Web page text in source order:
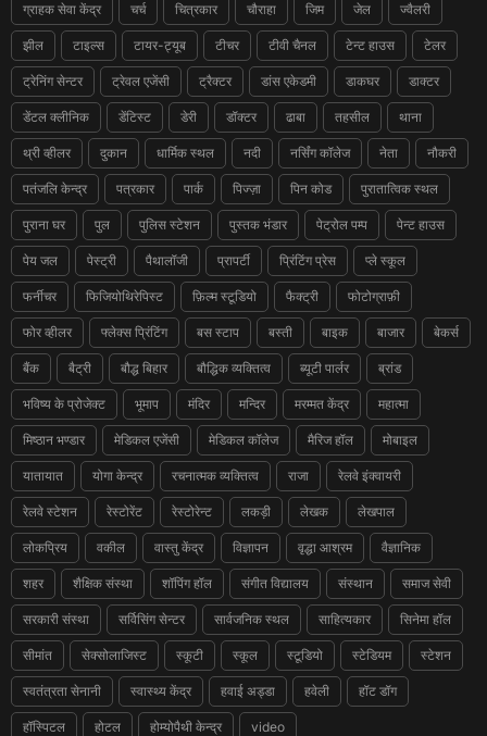
ग्राहक सेवा केंद्र चर्च चित्रकार चौराहा जिम जेल ज्वैलरी
झील टाइल्स टायर-ट्यूब टीचर टीवी चैनल टेन्ट हाउस टेलर
ट्रेनिंग सेन्टर ट्रेवल एजेंसी ट्रैक्टर डांस एकेडमी डाकघर डाक्टर
डेंटल क्लीनिक डेंटिस्ट डेरी डॉक्टर ढाबा तहसील थाना
थ्री व्हीलर दुकान धार्मिक स्थल नदी नर्सिंग कॉलेज नेता नौकरी
पतंजलि केन्द्र पत्रकार पार्क पिज्ज़ा पिन कोड पुरातात्विक स्थल
पुराना घर पुल पुलिस स्टेशन पुस्तक भंडार पेट्रोल पम्प पेन्ट हाउस
पेय जल पेस्ट्री पैथालॉजी प्रापर्टी प्रिंटिंग प्रेस प्ले स्कूल
फर्नीचर फिजियोथिरेपिस्ट फ़िल्म स्टूडियो फैक्ट्री फोटोग्राफ़ी
फोर व्हीलर फ्लेक्स प्रिंटिंग बस स्टाप बस्ती बाइक बाजार बेकर्स
बैंक बैट्री बौद्ध बिहार बौद्धिक व्यक्तित्व ब्यूटी पार्लर ब्रांड
भविष्य के प्रोजेक्ट भूमाप मंदिर मन्दिर मरम्मत केंद्र महात्मा
मिष्ठान भण्डार मेडिकल एजेंसी मेडिकल कॉलेज मैरिज हॉल मोबाइल
यातायात योगा केन्द्र रचनात्मक व्यक्तित्व राजा रेलवे इंक्वायरी
रेलवे स्टेशन रेस्टोरेंट रेस्टोरेन्ट लकड़ी लेखक लेखपाल
लोकप्रिय वकील वास्तु केंद्र विज्ञापन वृद्धा आश्रम वैज्ञानिक
शहर शैक्षिक संस्था शॉपिंग हॉल संगीत विद्यालय संस्थान समाज सेवी
सरकारी संस्था सर्विसिंग सेन्टर सार्वजनिक स्थल साहित्यकार सिनेमा हॉल
सीमांत सेक्सोलाजिस्ट स्कूटी स्कूल स्टूडियो स्टेडियम स्टेशन
स्वतंत्रता सेनानी स्वास्थ्य केंद्र हवाई अड्डा हवेली हॉट डॉग
हॉस्पिटल होटल होम्योपैथी केन्द्र video